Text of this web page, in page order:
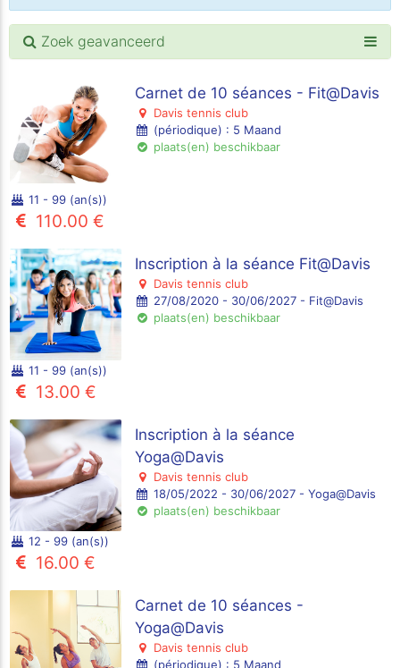
Zoek geavanceerd
Carnet de 10 séances - Fit@Davis
Davis tennis club
(périodique) : 5 Maand
plaats(en) beschikbaar
11 - 99 (an(s))
110.00 €
Inscription à la séance Fit@Davis
Davis tennis club
27/08/2020 - 30/06/2027 - Fit@Davis
plaats(en) beschikbaar
11 - 99 (an(s))
13.00 €
Inscription à la séance
Yoga@Davis
Davis tennis club
18/05/2022 - 30/06/2027 - Yoga@Davis
plaats(en) beschikbaar
12 - 99 (an(s))
16.00 €
Carnet de 10 séances -
Yoga@Davis
Davis tennis club
(périodique) : 5 Maand